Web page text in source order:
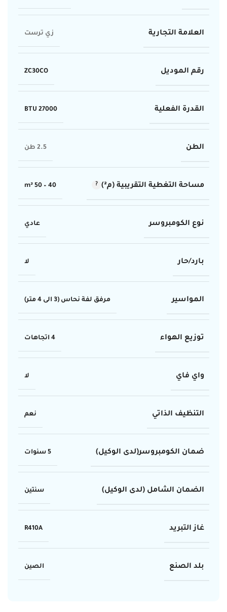
العلامة التجارية زي ترست
رقم الموديل ZC30CO
القدرة الفعلية 27000 BTU
الطن 2.5 طن
مساحة التغطية التقريبية (م²) 40 – 50 m²
نوع الكومبروسر عادي
بارد/حار لا
المواسير مرفق لفة نحاس (3 الى 4 متر)
توزيع الهواء 4 اتجاهات
واي فاي لا
التنظيف الذاتي نعم
ضمان الكومبروسر(لدى الوكيل) 5 سنوات
الضمان الشامل (لدى الوكيل) سنتين
غاز التبريد R410A
بلد الصنع الصين